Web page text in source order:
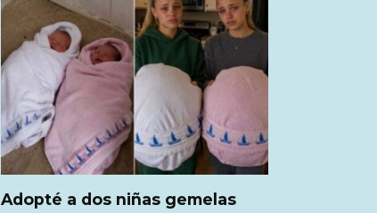
Adopté a dos niñas gemelas